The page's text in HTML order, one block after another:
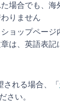
場合でも、海
りません
ョップページ
は、英語表記
される場合、「
さい。